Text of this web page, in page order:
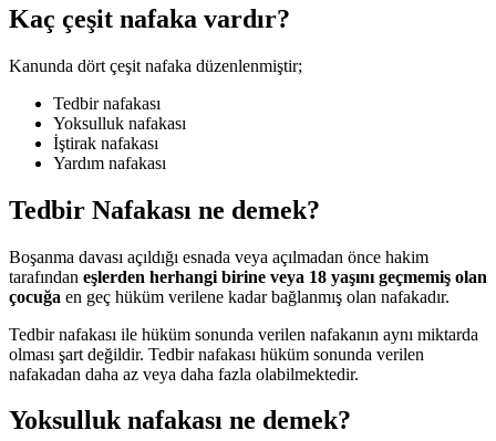
Kaç çeşit nafaka vardır?
Kanunda dört çeşit nafaka düzenlenmiştir;
Tedbir nafakası
Yoksulluk nafakası
İştirak nafakası
Yardım nafakası
Tedbir Nafakası ne demek?
Boşanma davası açıldığı esnada veya açılmadan önce hakim
tarafından eşlerden herhangi birine veya 18 yaşını geçmemiş olan
çocuğa en geç hüküm verilene kadar bağlanmış olan nafakadır.
Tedbir nafakası ile hüküm sonunda verilen nafakanın aynı miktarda
olması şart değildir. Tedbir nafakası hüküm sonunda verilen
nafakadan daha az veya daha fazla olabilmektedir.
Yoksulluk nafakası ne demek?